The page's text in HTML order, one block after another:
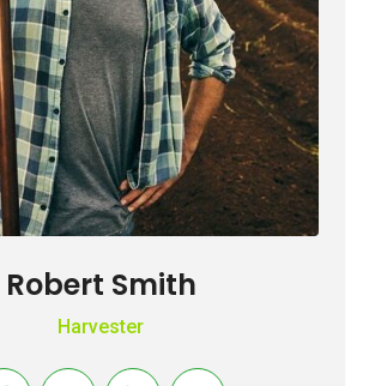
Robert Smith
Harvester